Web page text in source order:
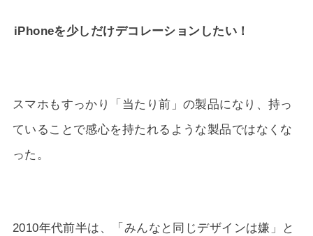
iPhoneを少しだけデコレーションしたい！
スマホもすっかり「当たり前」の製品になり、持っ
ていることで感心を持たれるような製品ではなくな
った。
2010年代前半は、「みんなと同じデザインは嫌」と